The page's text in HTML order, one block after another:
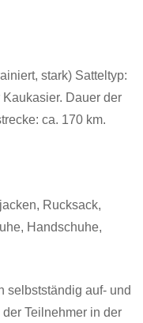
stark) Satteltyp:
Dauer der
ca. 170 km.
Rucksack,
Handschuhe,
selbstständig auf- und
Teilnehmer in der